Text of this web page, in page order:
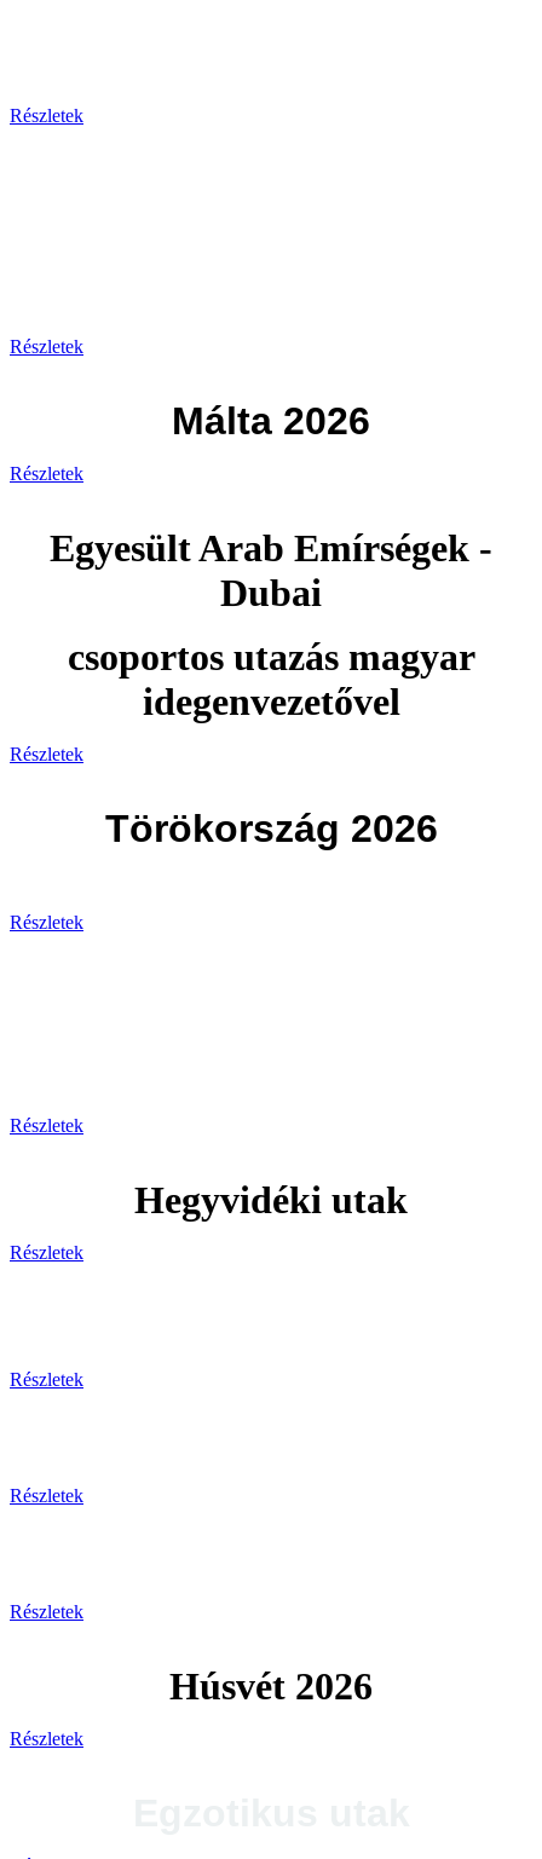
Részletek
Részletek
Málta 2026
Részletek
Egyesült Arab Emírségek -
Dubai
csoportos utazás magyar
idegenvezetővel
Részletek
Törökország 2026
Részletek
Részletek
Hegyvidéki utak
Részletek
Részletek
Részletek
Részletek
Húsvét 2026
Részletek